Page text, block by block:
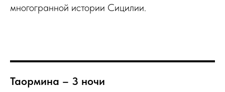
многогранной истории Сицилии.
Таормина – 3 ночи